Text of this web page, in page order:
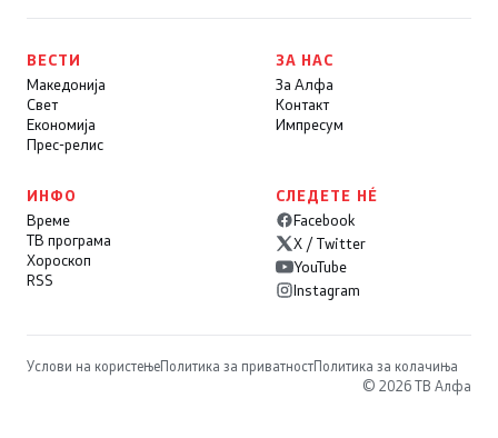
ВЕСТИ
Македонија
Свет
Економија
Прес-релис
ЗА НАС
За Алфа
Контакт
Импресум
ИНФО
Време
ТВ програма
Хороскоп
RSS
СЛЕДЕТЕ НÉ
Facebook
X / Twitter
YouTube
Instagram
Услови на користењеПолитика за приватностПолитика за колачиња
© 2026 ТВ Алфа